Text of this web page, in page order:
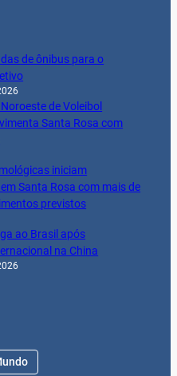
de ônibus para o
de Voleibol
Santa Rosa com
iniciam
Santa Rosa com mais de
previstos
ao Brasil após
na China